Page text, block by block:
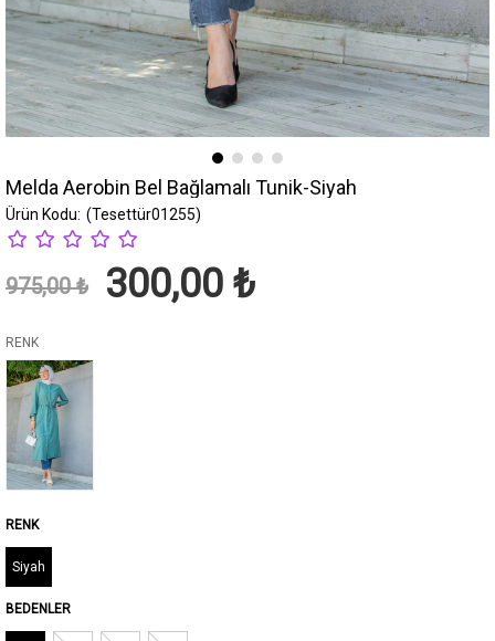
Melda Aerobin Bel Bağlamalı Tunik-Siyah
(Tesettür01255)
975,00 ₺ 300,00 ₺
RENK
Siyah
BEDENLER